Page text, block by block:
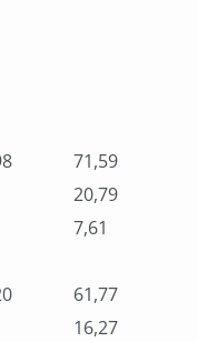
71,59
20,79
7,61
61,77
16,27